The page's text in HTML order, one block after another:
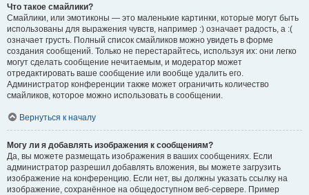
Что такое смайлики?
Смайлики, или эмотиконы — это маленькие картинки, которые могут быть
использованы для выражения чувств, например :) означает радость, а :(
означает грусть. Полный список смайликов можно увидеть в форме
создания сообщений. Только не перестарайтесь, используя их: они легко
могут сделать сообщение нечитаемым, и модератор может
отредактировать ваше сообщение или вообще удалить его.
Администратор конференции также может ограничить количество
смайликов, которое можно использовать в сообщении.
Вернуться к началу
Могу ли я добавлять изображения к сообщениям?
Да, вы можете размещать изображения в ваших сообщениях. Если
администратор разрешил добавлять вложения, вы можете загрузить
изображение на конференцию. Если нет, вы должны указать ссылку на
изображение, сохранённое на общедоступном веб-сервере. Пример